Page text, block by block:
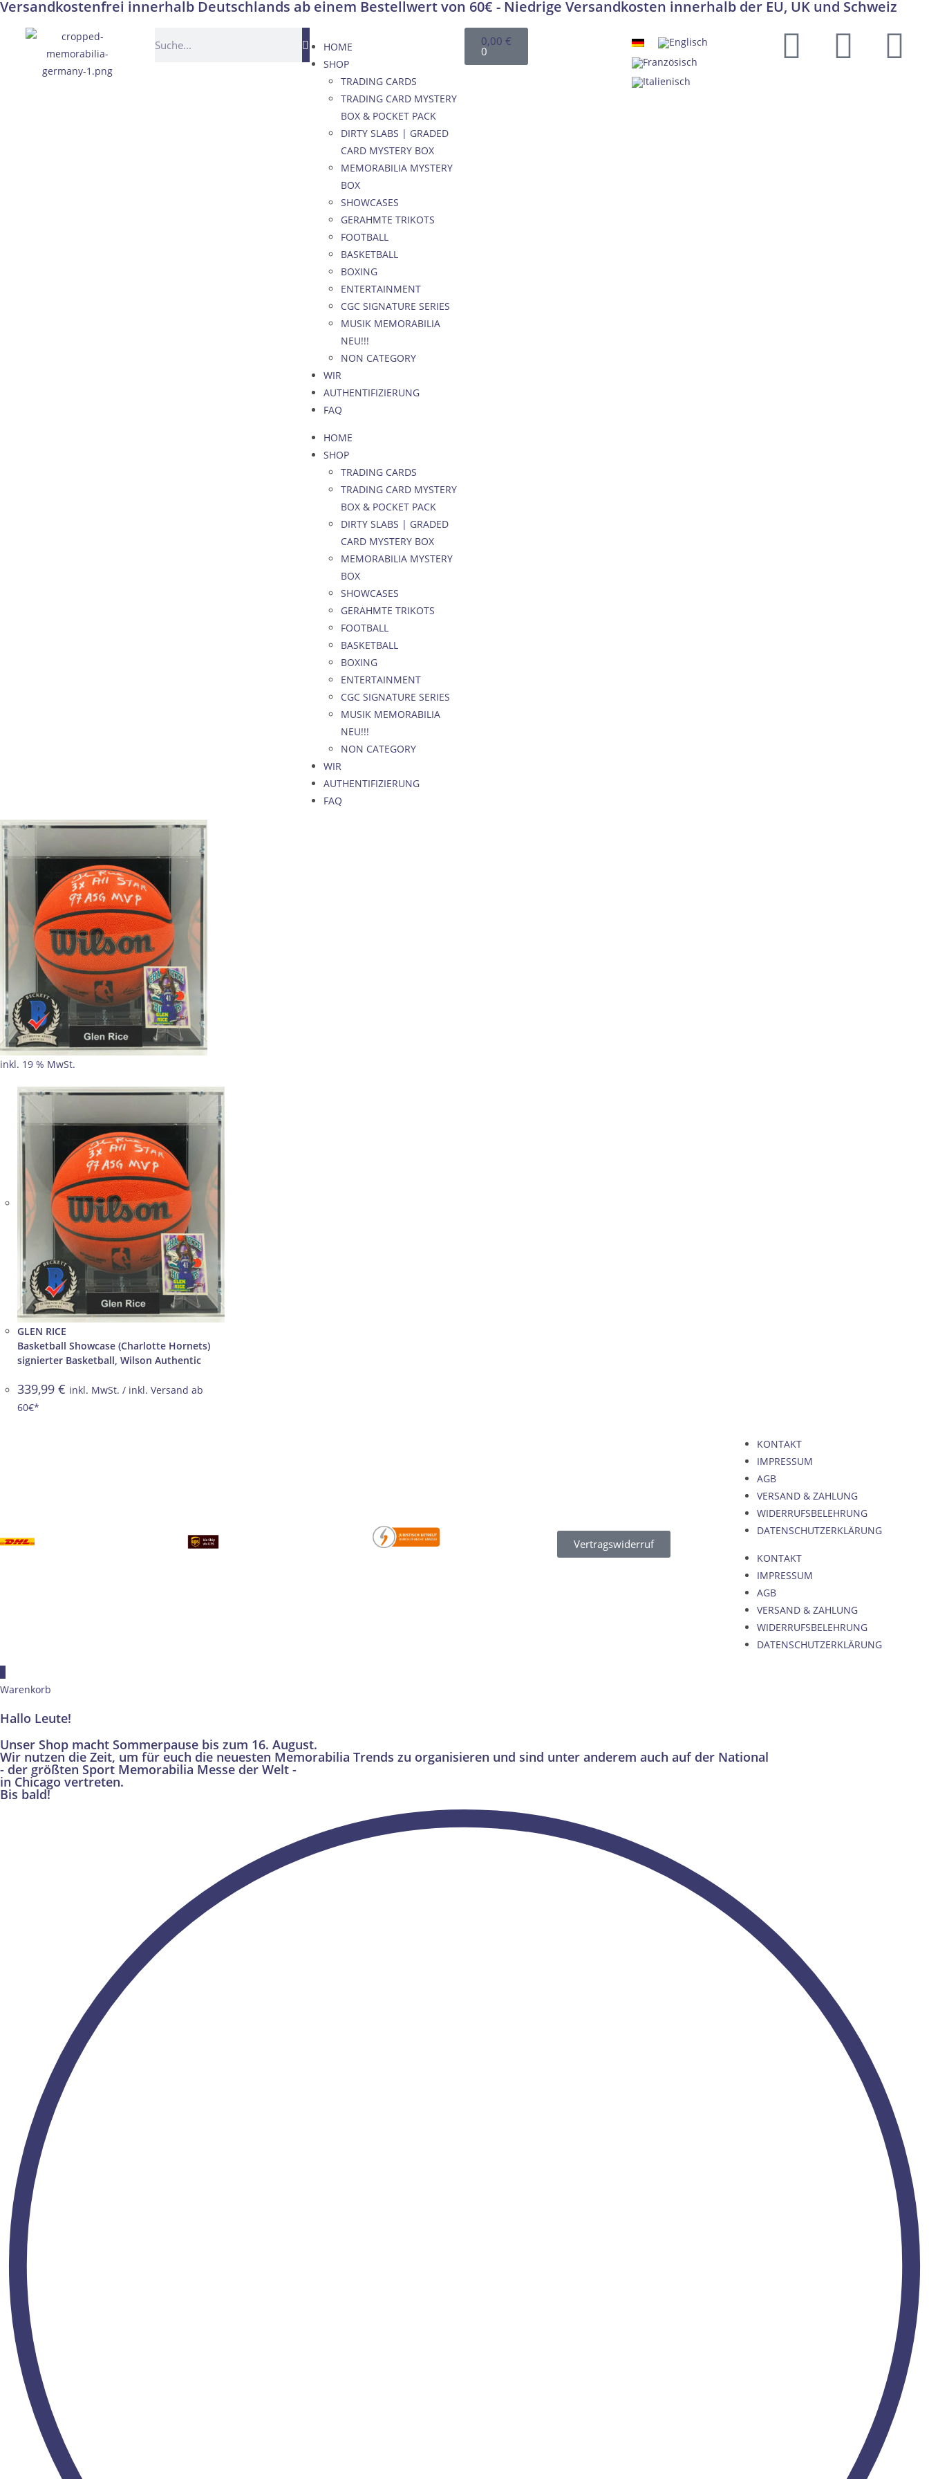
Versandkostenfrei innerhalb Deutschlands ab einem Bestellwert von 60€ - Niedrige Versandkosten innerhalb der EU, UK und Schweiz
HOME
SHOP
TRADING CARDS
TRADING CARD MYSTERY
BOX & POCKET PACK
DIRTY SLABS | GRADED
CARD MYSTERY BOX
MEMORABILIA MYSTERY
BOX
SHOWCASES
GERAHMTE TRIKOTS
FOOTBALL
BASKETBALL
BOXING
ENTERTAINMENT
CGC SIGNATURE SERIES
MUSIK MEMORABILIA
NEU!!!
NON CATEGORY
WIR
AUTHENTIFIZIERUNG
FAQ
HOME
SHOP
TRADING CARDS
TRADING CARD MYSTERY
BOX & POCKET PACK
DIRTY SLABS | GRADED
CARD MYSTERY BOX
MEMORABILIA MYSTERY
BOX
SHOWCASES
GERAHMTE TRIKOTS
FOOTBALL
BASKETBALL
BOXING
ENTERTAINMENT
CGC SIGNATURE SERIES
MUSIK MEMORABILIA
NEU!!!
NON CATEGORY
WIR
AUTHENTIFIZIERUNG
FAQ
0,00 €
0
inkl. 19 % MwSt.
GLEN RICE
Basketball Showcase (Charlotte Hornets)
signierter Basketball, Wilson Authentic
339,99 € inkl. MwSt. / inkl. Versand ab
60€*
Vertragswiderruf
KONTAKT
IMPRESSUM
AGB
VERSAND & ZAHLUNG
WIDERRUFSBELEHRUNG
DATENSCHUTZERKLÄRUNG
KONTAKT
IMPRESSUM
AGB
VERSAND & ZAHLUNG
WIDERRUFSBELEHRUNG
DATENSCHUTZERKLÄRUNG
Warenkorb
Hallo Leute!
Unser Shop macht Sommerpause bis zum 16. August.
Wir nutzen die Zeit, um für euch die neuesten Memorabilia Trends zu organisieren und sind unter anderem auch auf der National
- der größten Sport Memorabilia Messe der Welt -
in Chicago vertreten.
Bis bald!